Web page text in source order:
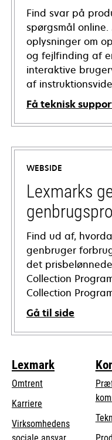
Find svar på
spørgsmål
oplysninger om
og fejlfinding af
interaktive
af
Få teknisk
opens
in
new
tab
WEBSIDE
Lexmarks
Find ud af,
genbruger
det
Collection
Collection
Gå til side
Lexmark
Omtrent
Karriere
Virksomhedens
opens